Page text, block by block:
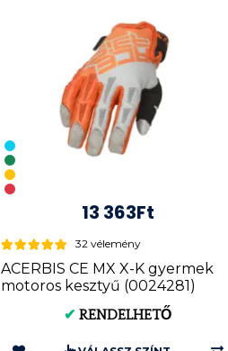
13 363Ft
32 vélemény
ACERBIS CE MX X-K gyermek
motoros kesztyű (0024281)
✔RENDELHETŐ